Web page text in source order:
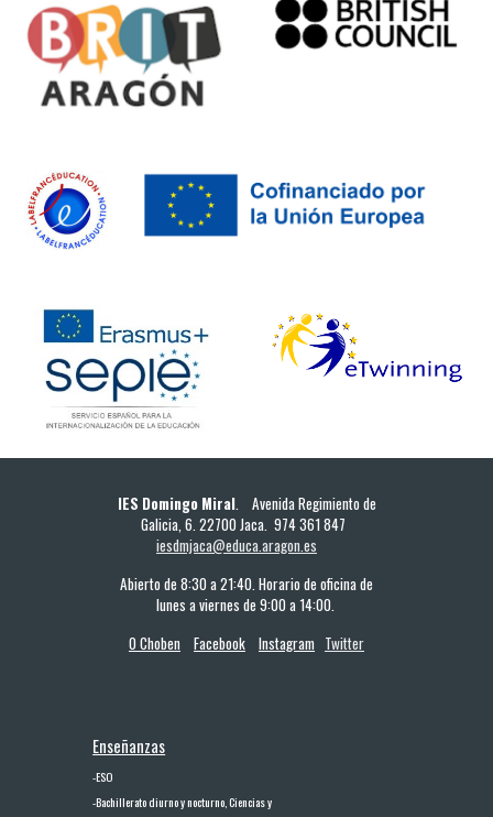
IES Domingo Miral. Avenida Regimiento de
Galicia, 6. 22700 Jaca. 974 361 847
iesdmjaca@educa.aragon.es
Abierto de 8:30 a 21:40. Horario de oficina de
lunes a viernes de 9:00 a 14:00.
O Choben
Facebook Instagram Twitter
Enseñanzas
-ESO
-Bachillerato diurno y nocturno, Ciencias y